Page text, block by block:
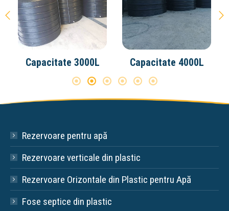
Capacitate 3000L Capacitate 4000L
Rezervoare pentru apă
Rezervoare verticale din plastic
Rezervoare Orizontale din Plastic pentru Apă
Fose septice din plastic